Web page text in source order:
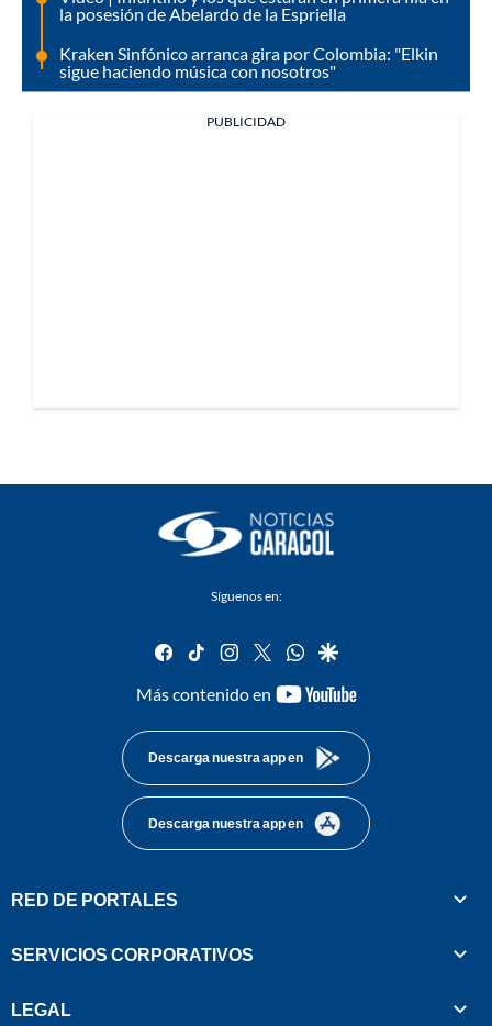
la posesión de Abelardo de la Espriella
Kraken Sinfónico arranca gira por Colombia: "Elkin
sigue haciendo música con nosotros"
PUBLICIDAD
Síguenos en:
facebook
tiktok instagram
twitterwhatsapp
google
Más contenido en
youtube-
Descarga nuestra app en
Descarga nuestra app en
RED DE PORTALES
SERVICIOS CORPORATIVOS
LEGAL